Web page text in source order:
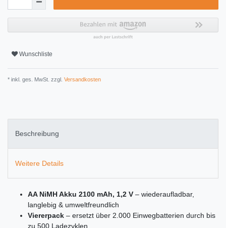
Wunschliste
* inkl. ges. MwSt. zzgl. Versandkosten
Beschreibung
Weitere Details
AA NiMH Akku 2100 mAh, 1,2 V – wiederaufladbar,
langlebig & umweltfreundlich
Viererpack – ersetzt über 2.000 Einwegbatterien durch bis
zu 500 Ladezyklen